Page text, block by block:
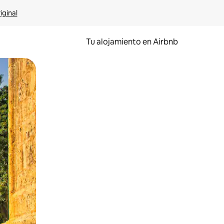
Tu alojamiento en Airbnb
el dedo.